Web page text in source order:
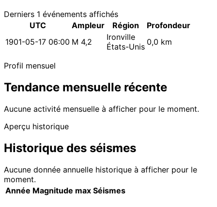
Derniers 1 événements affichés
UTC
Ampleur Région
Profondeur
1901-05-17 06:00 M 4,2
Ironville
États-Unis 0,0 km
Profil mensuel
Tendance mensuelle récente
Aucune activité mensuelle à afficher pour le moment.
Aperçu historique
Historique des séismes
Aucune donnée annuelle historique à afficher pour le
moment.
Année Magnitude max Séismes